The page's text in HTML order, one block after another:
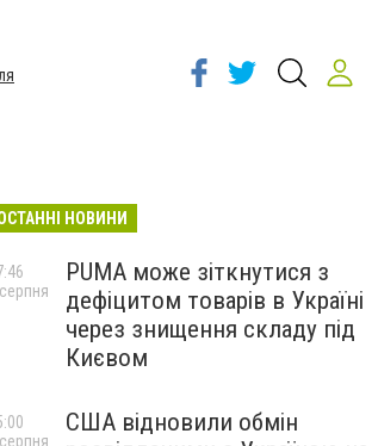
НОВИНИ
PUMA може зіткнутися з
дефіцитом товарів в Україні
через знищення складу під
Києвом
США відновили обмін